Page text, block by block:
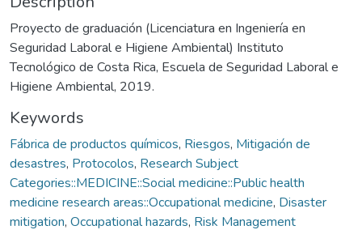
Proyecto de graduación (Licenciatura en Ingeniería en
Seguridad Laboral e Higiene Ambiental) Instituto
Tecnológico de Costa Rica, Escuela de Seguridad Laboral e
Higiene Ambiental, 2019.
Keywords
Fábrica de productos químicos, Riesgos, Mitigación de
desastres, Protocolos, Research Subject
Categories::MEDICINE::Social medicine::Public health
medicine research areas::Occupational medicine, Disaster
mitigation, Occupational hazards, Risk Management